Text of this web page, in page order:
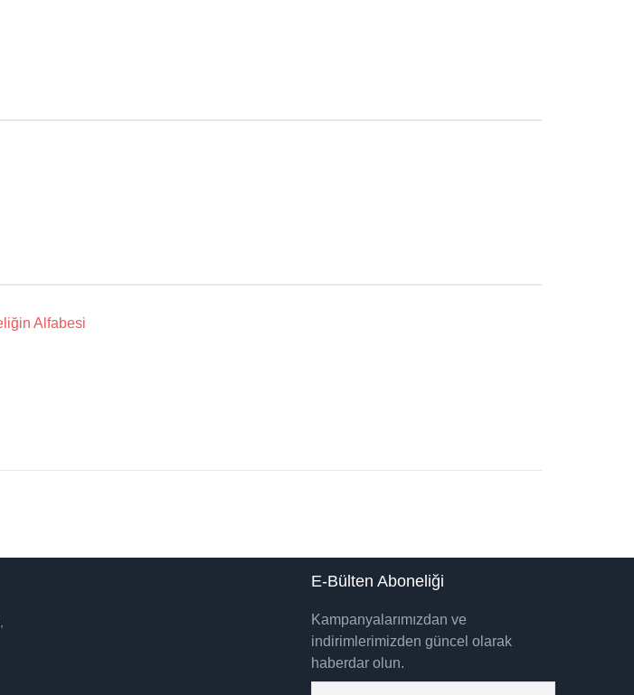
E-Bülten Aboneliği
Kampanyalarımızdan ve
indirimlerimizden güncel olarak
haberdar olun.